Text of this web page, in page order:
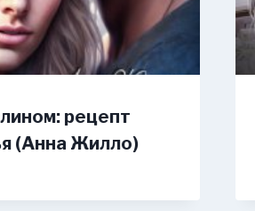
рецепт
(Анна Жилло)